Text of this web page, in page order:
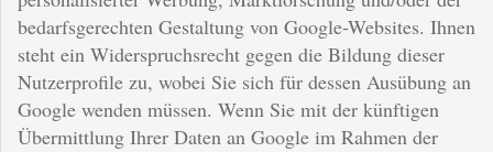
bedarfsgerechten Gestaltung von Google-Websites. Ihnen
steht ein Widerspruchsrecht gegen die Bildung dieser
Nutzerprofile zu, wobei Sie sich für dessen Ausübung an
Google wenden müssen. Wenn Sie mit der künftigen
Übermittlung Ihrer Daten an Google im Rahmen der